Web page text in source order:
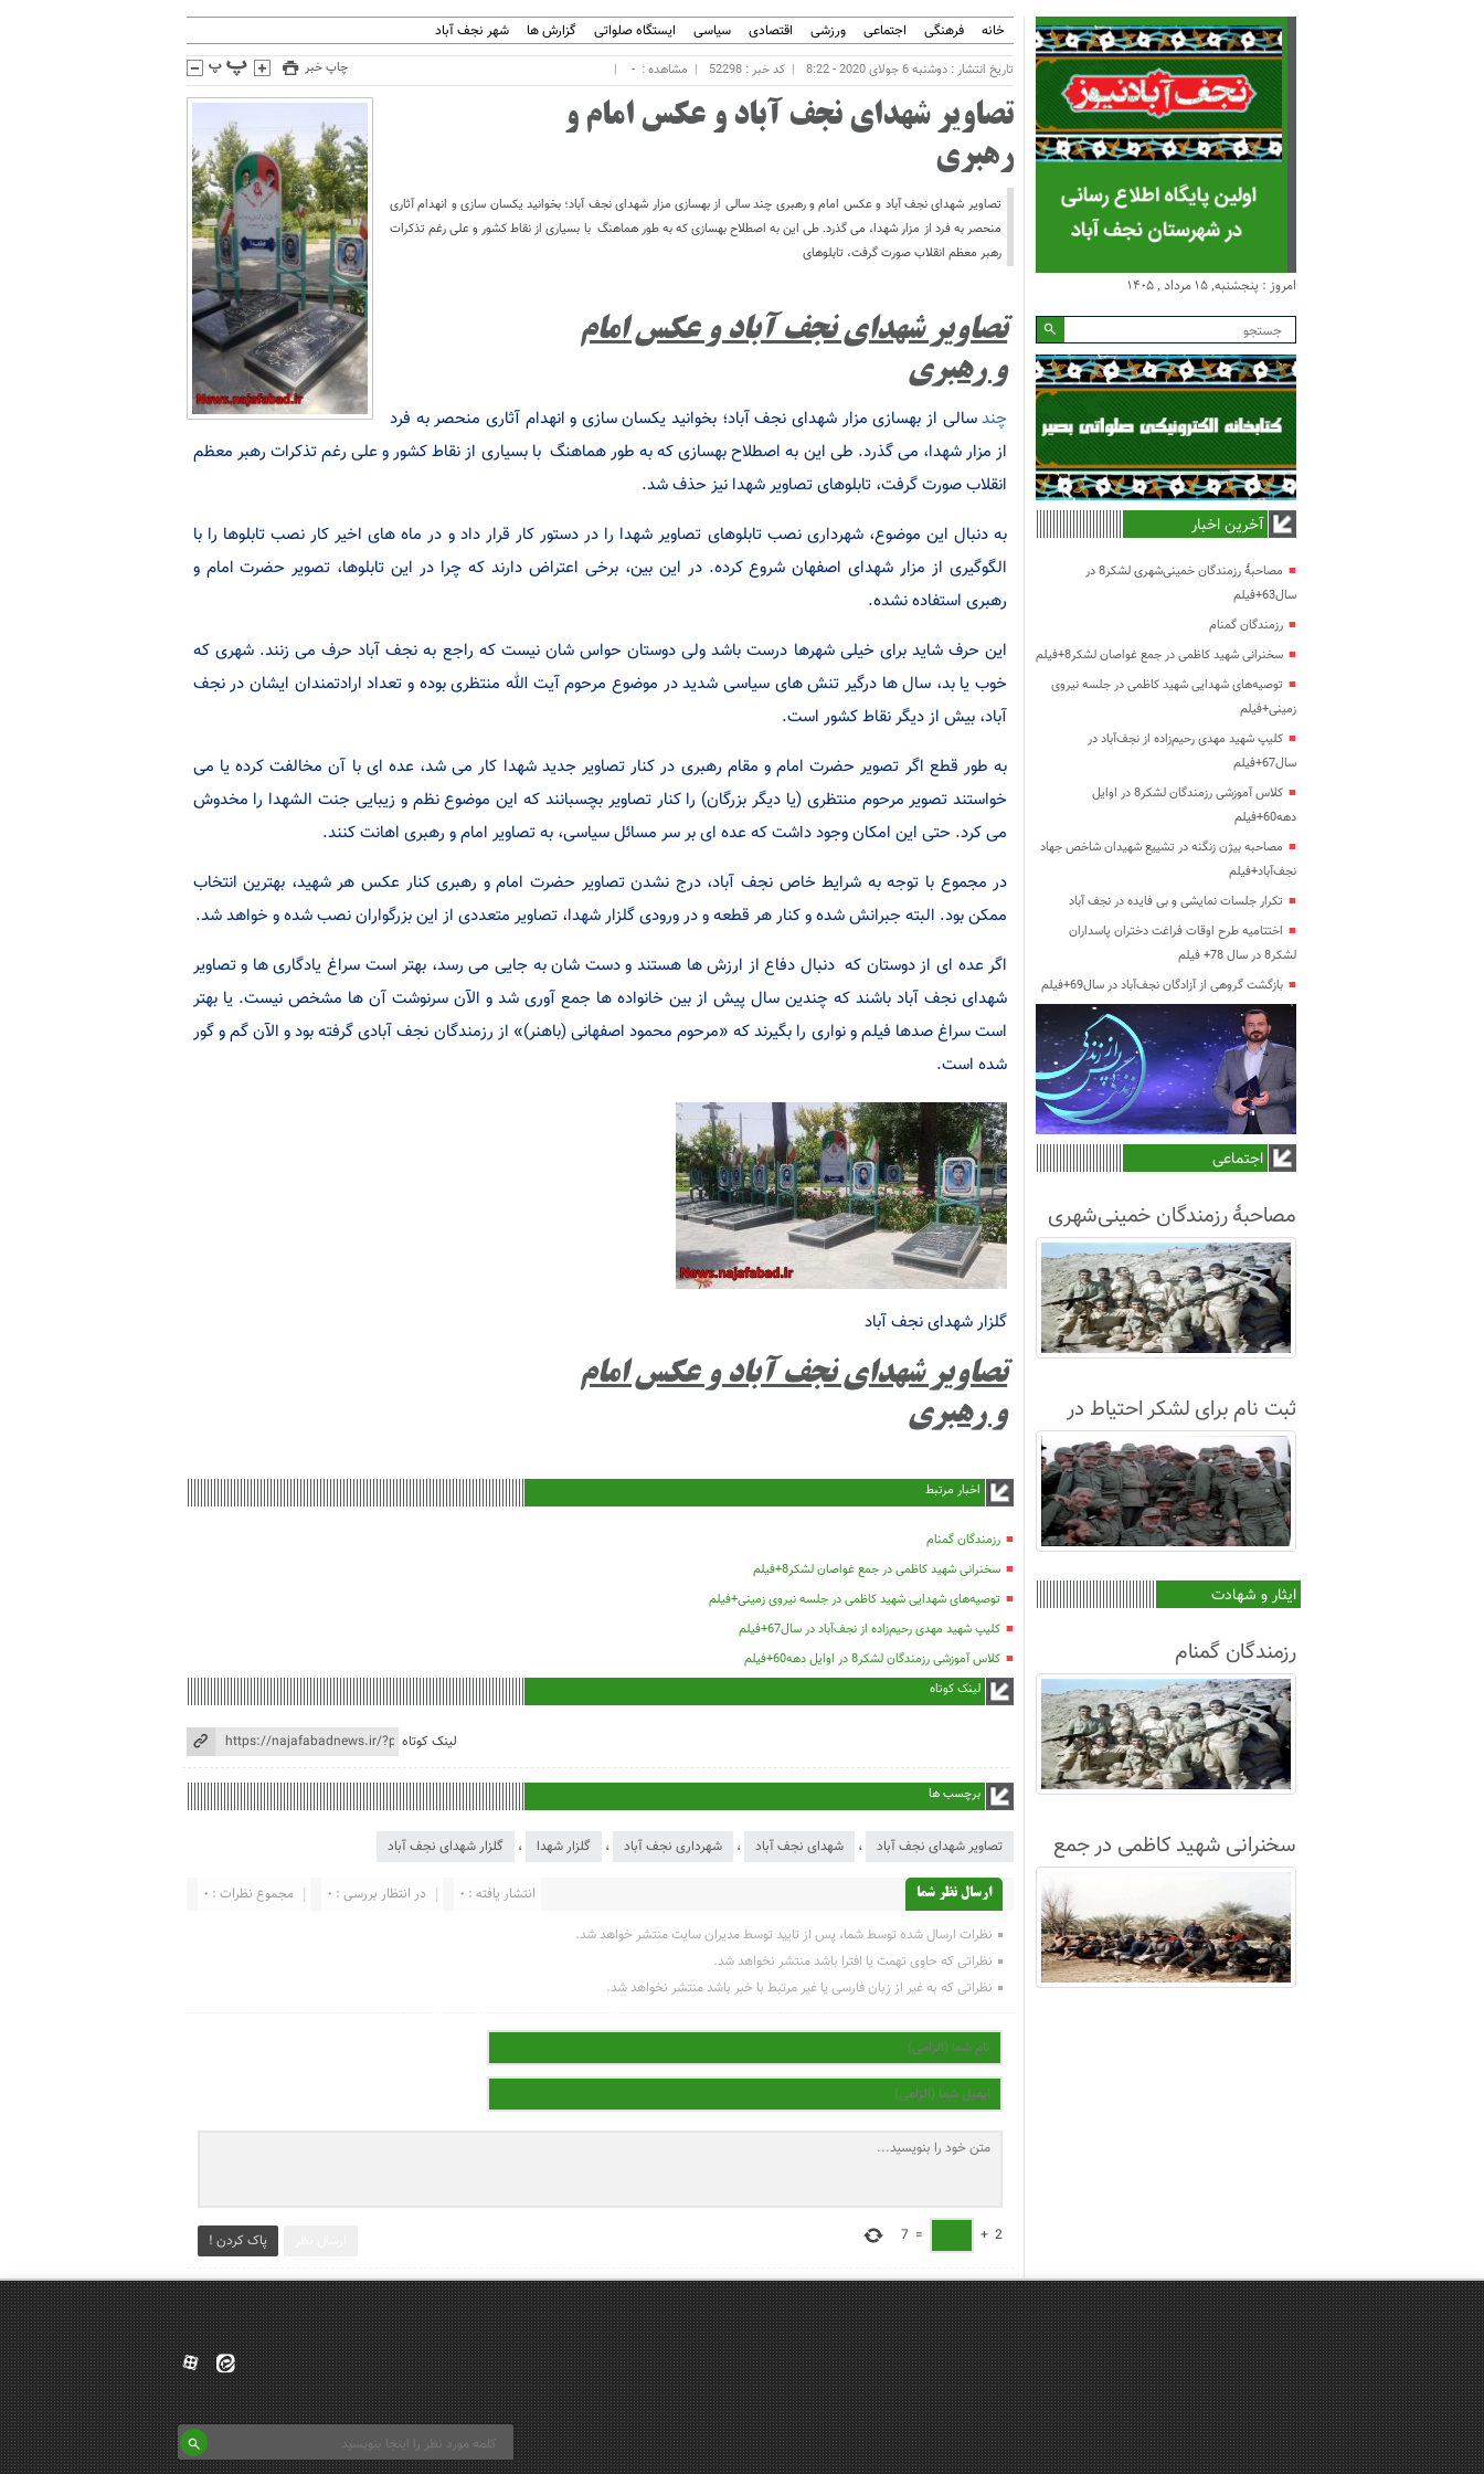
خانه فرهنگی اجتماعی ورزشی اقتصادی سیاسی ایستگاه صلواتی گزارش ها شهر نجف آباد
تاریخ انتشار : دوشنبه 6 جولای 2020 - 8:22 کد خبر : 52298 مشاهده : - چاپ خبر
تصاویر شهدای نجف آباد و عکس امام و
رهبری
تصاویر شهدای نجف آباد و عکس امام و رهبری چند سالی از بهسازی مزار شهدای نجف آباد؛ بخوانید یکسان سازی و انهدام آثاری
منحصر به فرد از مزار شهدا، می گذرد. طی این به اصطلاح بهسازی که به طور هماهنگ با بسیاری از نقاط کشور و علی رغم تذکرات
رهبر معظم انقلاب صورت گرفت، تابلوهای
تصاویر شهدای نجف آباد و عکس امام
و رهبری
چندسالی از بهسازی مزار شهدای نجف آباد؛ بخوانید یکسان سازی و انهدام آثاری منحصر به فرد
از مزار شهدا، می گذرد. طی این به اصطلاح بهسازی که به طور هماهنگ با بسیاری از نقاط کشور و علی رغم تذکرات رهبر معظم
انقلاب صورت گرفت، تابلوهای تصاویر شهدا نیز حذف شد.
به دنبال این موضوع، شهرداری نصب تابلوهای تصاویر شهدا را در دستور کار قرار داد و در ماه های اخیر کار نصب تابلوها را با
الگوگیری از مزار شهدای اصفهان شروع کرده. در این بین، برخی اعتراض دارند که چرا در این تابلوها، تصویر حضرت امام و
رهبری استفاده نشده.
این حرف شاید برای خیلی شهرها درست باشد ولی دوستان حواس شان نیست که راجع به نجف آباد حرف می زنند. شهری که
خوب یا بد، سال ها درگیر تنش های سیاسی شدید در موضوع مرحوم آیت الله منتظری بوده و تعداد ارادتمندان ایشان در نجف
آباد، بیش از دیگر نقاط کشور است.
به طور قطع اگر تصویر حضرت امام و مقام رهبری در کنار تصاویر جدید شهدا کار می شد، عده ای با آن مخالفت کرده یا می
خواستند تصویر مرحوم منتظری (یا دیگر بزرگان) را کنار تصاویر بچسبانند که این موضوع نظم و زیبایی جنت الشهدا را مخدوش
می کرد. حتی این امکان وجود داشت که عده ای بر سر مسائل سیاسی، به تصاویر امام و رهبری اهانت کنند.
در مجموع با توجه به شرایط خاص نجف آباد، درج نشدن تصاویر حضرت امام و رهبری کنار عکس هر شهید، بهترین انتخاب
ممکن بود. البته جبرانش شده و کنار هر قطعه و در ورودی گلزار شهدا، تصاویر متعددی از این بزرگواران نصب شده و خواهد شد.
اگر عده ای از دوستان که دنبال دفاع از ارزش ها هستند و دست شان به جایی می رسد، بهتر است سراغ یادگاری ها و تصاویر
شهدای نجف آباد باشند که چندین سال پیش از بین خانواده ها جمع آوری شد و الآن سرنوشت آن ها مشخص نیست. یا بهتر
است سراغ صدها فیلم و نواری را بگیرند که «مرحوم محمود اصفهانی (باهنر)» از رزمندگان نجف آبادی گرفته بود و الآن گم و گور
شده است.
گلزار شهدای نجف آباد
تصاویر شهدای نجف آباد و عکس امام
و رهبری
اخبار مرتبط
رزمندگان گمنام
سخنرانی شهید کاظمی در جمع غواصان لشکر8+فیلم
توصیه‌های شهدایی شهید کاظمی در جلسه نیروی زمینی+فیلم
کلیپ شهید مهدی رحیم‌زاده از نجف‌آباد در سال67+فیلم
کلاس آموزشی رزمندگان لشکر8 در اوایل دهه60+فیلم
لینک کوتاه
لینک کوتاه
برچسب ها
تصاویر شهدای نجف آباد ، شهدای نجف آباد ، شهرداری نجف آباد ، گلزار شهدا ، گلزار شهدای نجف آباد
ارسال نظر شما مجموع نظرات : 0 در انتظار بررسی : 0 انتشار یافته : 0
نظرات ارسال شده توسط شما، پس از تایید توسط مدیران سایت منتشر خواهد شد.
نظراتی که حاوی تهمت یا افترا باشد منتشر نخواهد شد.
نظراتی که به غیر از زبان فارسی یا غیر مرتبط با خبر باشد منتشر نخواهد شد.
پاک کردن ! 2
+
=
7
امروز : پنجشنبه, ۱۵ مرداد , ۱۴۰۵
آخرین اخبار
مصاحبۀ رزمندگان خمینی‌شهری لشکر8 در
سال63+فیلم
رزمندگان گمنام
سخنرانی شهید کاظمی در جمع غواصان لشکر8+فیلم
توصیه‌های شهدایی شهید کاظمی در جلسه نیروی
زمینی+فیلم
کلیپ شهید مهدی رحیم‌زاده از نجف‌آباد در
سال67+فیلم
کلاس آموزشی رزمندگان لشکر8 در اوایل
دهه60+فیلم
مصاحبه بیژن زنگنه در تشییع شهیدان شاخص جهاد
نجف‌آباد+فیلم
تکرار جلسات نمایشی و بی فایده در نجف آباد
اختتامیه طرح اوقات فراغت دختران پاسداران
لشکر8 در سال 78+ فیلم
بازگشت گروهی از آزادگان نجف‌آباد در سال69+فیلم
اجتماعی
مصاحبۀ رزمندگان خمینی‌شهری
لشکر8 در سال63+فیلم
ثبت نام برای لشکر احتیاط در
نجف آباد
ایثار و شهادت
رزمندگان گمنام
سخنرانی شهید کاظمی در جمع
غواصان لشکر8+فیلم